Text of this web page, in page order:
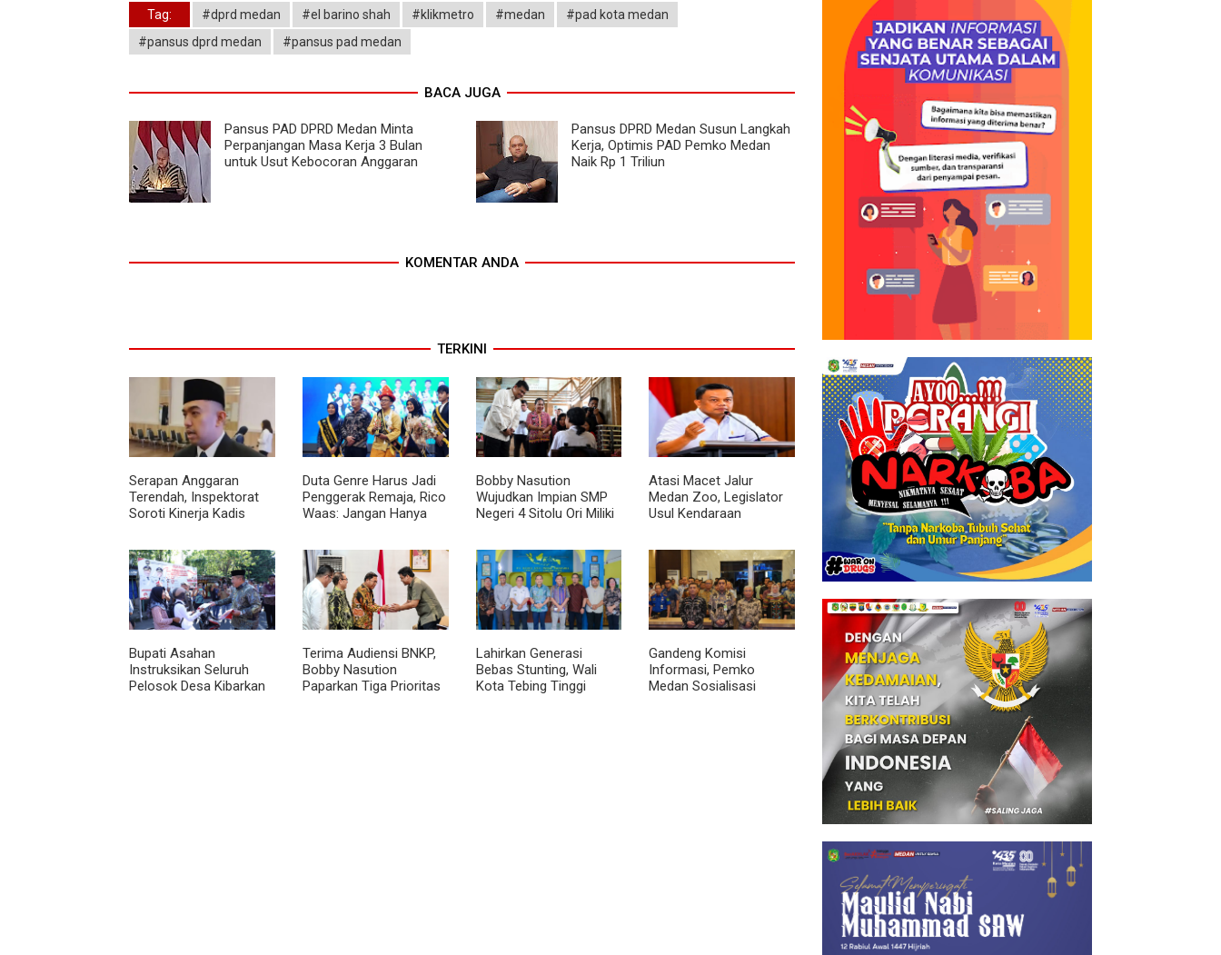
Tag: #dprd medan #el barino shah #klikmetro #medan
#pad kota medan
#pansus dprd medan
#pansus pad medan
BACA JUGA
Pansus PAD DPRD Medan Minta
Perpanjangan Masa Kerja 3 Bulan
untuk Usut Kebocoran Anggaran
Pansus DPRD Medan Susun Langkah
Kerja, Optimis PAD Pemko Medan
Naik Rp 1 Triliun
KOMENTAR ANDA
TERKINI
Serapan Anggaran
Terendah, Inspektorat
Soroti Kinerja Kadis
Duta Genre Harus Jadi
Penggerak Remaja, Rico
Waas: Jangan Hanya
Bobby Nasution
Wujudkan Impian SMP
Negeri 4 Sitolu Ori Miliki
Atasi Macet Jalur
Medan Zoo, Legislator
Usul Kendaraan
Jalur Royal Sumatera
Bupati Asahan
Instruksikan Seluruh
Pelosok Desa Kibarkan
Terima Audiensi BNKP,
Bobby Nasution
Paparkan Tiga Prioritas
Lahirkan Generasi
Bebas Stunting, Wali
Kota Tebing Tinggi
Gandeng Komisi
Informasi, Pemko
Medan Sosialisasi